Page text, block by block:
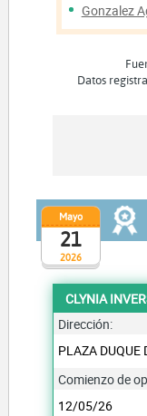
Gonzalez
Datos
2026
Mayo
21
CLYNIA
Dirección:
PLAZA DUQUE
Comienzo de
12/05/26